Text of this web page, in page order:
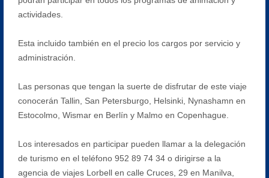
actividades.
Esta incluido también en el precio los cargos por servicio y
administración.
Las personas que tengan la suerte de disfrutar de este viaje
conocerán Tallin, San Petersburgo, Helsinki, Nynashamn en
Estocolmo, Wismar en Berlín y Malmo en Copenhague.
Los interesados en participar pueden llamar a la delegación
de turismo en el teléfono 952 89 74 34 o dirigirse a la
agencia de viajes Lorbell en calle Cruces, 29 en Manilva,